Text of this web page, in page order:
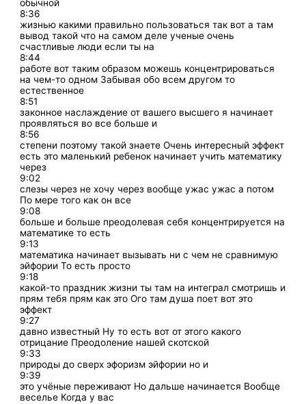
обычной
8:36
жизнью какими правильно пользоваться так вот а там
вывод такой что на самом деле ученые очень
счастливые люди если ты на
8:44
работе вот таким образом можешь концентрироваться
на чем-то одном Забывая обо всем другом то
естественное
8:51
законное наслаждение от вашего высшего я начинает
проявляться во все больше и
8:56
степени поэтому такой знаете Очень интересный эффект
есть это маленький ребенок начинает учить математику
через
9:02
слезы через не хочу через вообще ужас ужас а потом
По мере того как он все
9:08
больше и больше преодолевая себя концентрируется на
математике то есть
9:13
математика начинает вызывать ни с чем не сравнимую
эйфории То есть просто
9:18
какой-то праздник жизни ты там на интеграл смотришь и
прям тебя прям как это Ого там душа поет вот это
эффект
9:27
давно известный Ну то есть вот от этого какого
отрицание Преодоление нашей скотской
9:33
природы до сверх эфоризм эйфории но и
9:39
это учёные переживают Но дальше начинается Вообще
веселье Когда у вас